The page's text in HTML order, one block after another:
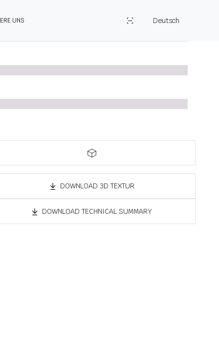
UNS Deutsch
DOWNLOAD 3D TEXTUR
DOWNLOAD TECHNICAL SUMMARY